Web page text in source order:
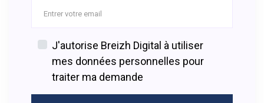
J'autorise Breizh Digital à utiliser
mes données personnelles pour
traiter ma demande